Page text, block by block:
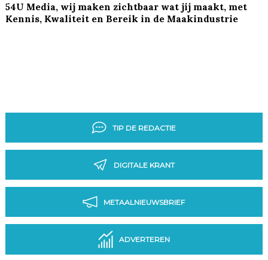
54U Media, wij maken zichtbaar wat jij maakt, met
Kennis, Kwaliteit en Bereik in de Maakindustrie
TIP DE REDACTIE
DIGITALE KRANT
METAALNIEUWSBRIEF
ADVERTEREN